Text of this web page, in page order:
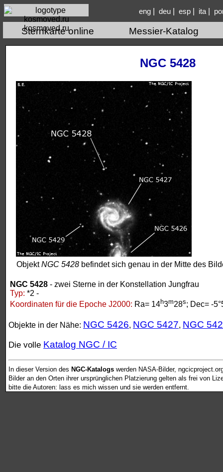
kosmoved.ru
eng| deu| esp| ita|
Sternkarte online Messier-Katalog
NGC 5428
ObjektNGC 5428 befindet sich genau in der Mitte des
NGC 5428 - zwei Sterne in der Konstellation Jungfrau
Typ: *2 -
Koordinaten für die Epoche J2000: Ra= 14h3m28s; Dec= -
Objekte in der Nähe: NGC 5426, NGC 5427, NGC
Die volle Katalog NGC / IC
In dieser Version des NGC-Katalogs werden NASA-Bilder,
Bilder an den Orten ihrer ursprünglichen Platzierung gelten als frei von
bitte die Autoren: lass es mich wissen und sie werden entfernt.